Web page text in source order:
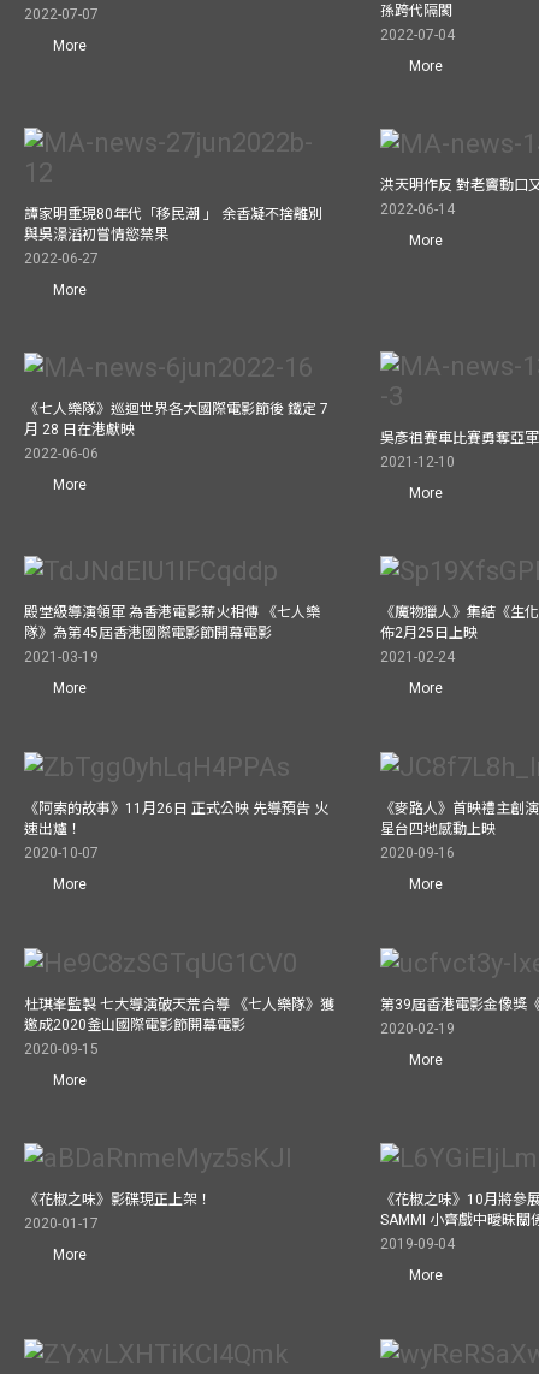
2022-07-07
More
孫跨代隔閡
2022-07-04
More
譚家明重現80年代「移民潮 」 余香凝不捨離別
與吳澋滔初嘗情慾禁果
2022-06-27
More
洪天明作反 對老竇動口
2022-06-14
More
《七人樂隊》巡迴世界各大國際電影節後 鐵定 7
月 28 日在港獻映
2022-06-06
More
吳彥祖賽車比賽勇奪亞軍
2021-12-10
More
殿堂級導演領軍 為香港電影薪火相傳 《七人樂
隊》為第45屆香港國際電影節開幕電影
2021-03-19
More
《魔物獵人》集結《生
佈2月25日上映
2021-02-24
More
《阿索的故事》11月26日 正式公映 先導預告 火
速出爐！
2020-10-07
More
《麥路人》首映禮主創
星台四地感動上映
2020-09-16
More
杜琪峯監製 七大導演破天荒合導 《七人樂隊》獲
邀成2020釜山國際電影節開幕電影
2020-09-15
More
第39屆香港電影金像獎
2020-02-19
More
《花椒之味》影碟現正上架！
2020-01-17
More
《花椒之味》10月將參
SAMMI 小齊戲中曖昧關
2019-09-04
More